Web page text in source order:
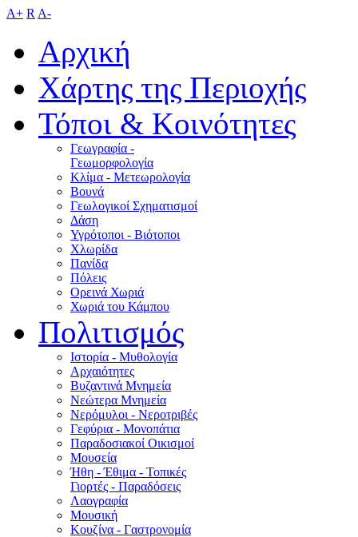
A+ R A-
Αρχική
Χάρτης της Περιοχής
Τόποι & Κοινότητες
Γεωγραφία -
Γεωμορφολογία
Κλίμα - Mετεωρολογία
Βουνά
Γεωλογικοί Σχηματισμοί
Δάση
Υγρότοποι - Βιότοποι
Χλωρίδα
Πανίδα
Πόλεις
Ορεινά Χωριά
Χωριά του Κάμπου
Πολιτισμός
Ιστορία - Μυθολογία
Αρχαιότητες
Βυζαντινά Μνημεία
Νεώτερα Μνημεία
Νερόμυλοι - Nεροτριβές
Γεφύρια - Μονοπάτια
Παραδοσιακοί Οικισμοί
Μουσεία
Ήθη - Έθιμα - Τοπικές
Γιορτές - Παραδόσεις
Λαογραφία
Μουσική
Κουζίνα - Γαστρονομία